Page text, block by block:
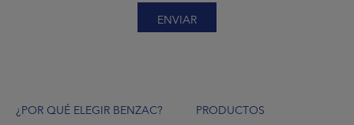
ENVIAR
Footer
¿POR QUÉ ELEGIR BENZAC?
PRODUCTOS